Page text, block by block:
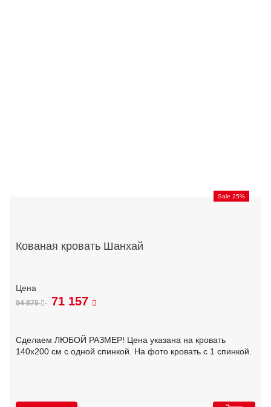
Sale 25%
Кованая кровать Шанхай
94 875 71 157
Сделаем ЛЮБОЙ РАЗМЕР! Цена указана на кровать
140х200 см с одной спинкой. На фото кровать с 1 спинкой.